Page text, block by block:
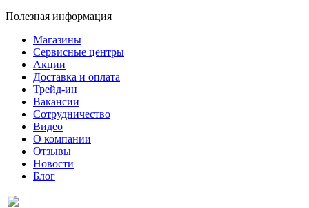
Полезная информация
Магазины
Сервисные центры
Акции
Доставка и оплата
Трейд-ин
Вакансии
Сотрудничество
Видео
О компании
Отзывы
Новости
Блог